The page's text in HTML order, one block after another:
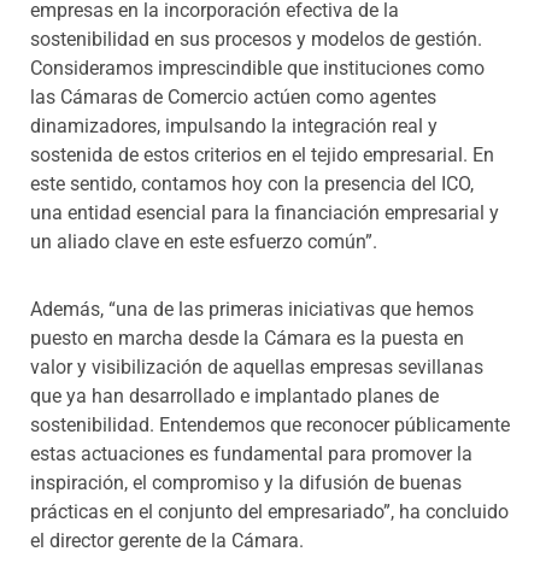
empresas en la incorporación efectiva de la
sostenibilidad en sus procesos y modelos de gestión.
Consideramos imprescindible que instituciones como
las Cámaras de Comercio actúen como agentes
dinamizadores, impulsando la integración real y
sostenida de estos criterios en el tejido empresarial. En
este sentido, contamos hoy con la presencia del ICO,
una entidad esencial para la financiación empresarial y
un aliado clave en este esfuerzo común”.
Además, “una de las primeras iniciativas que hemos
puesto en marcha desde la Cámara es la puesta en
valor y visibilización de aquellas empresas sevillanas
que ya han desarrollado e implantado planes de
sostenibilidad. Entendemos que reconocer públicamente
estas actuaciones es fundamental para promover la
inspiración, el compromiso y la difusión de buenas
prácticas en el conjunto del empresariado”, ha concluido
el director gerente de la Cámara.